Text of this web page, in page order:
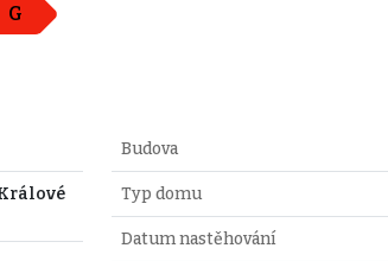
G
Budova
Typ domu
Datum nastěhování